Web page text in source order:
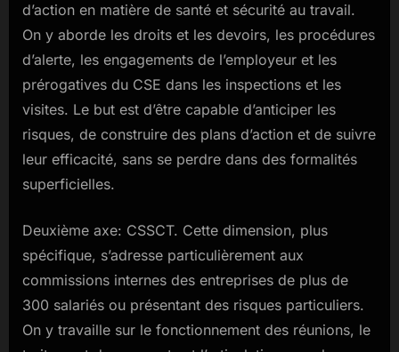
d’action en matière de santé et sécurité au travail.
On y aborde les droits et les devoirs, les procédures
d’alerte, les engagements de l’employeur et les
prérogatives du CSE dans les inspections et les
visites. Le but est d’être capable d’anticiper les
risques, de construire des plans d’action et de suivre
leur efficacité, sans se perdre dans des formalités
superficielles.
Deuxième axe: CSSCT. Cette dimension, plus
spécifique, s’adresse particulièrement aux
commissions internes des entreprises de plus de
300 salariés ou présentant des risques particuliers.
On y travaille sur le fonctionnement des réunions, le